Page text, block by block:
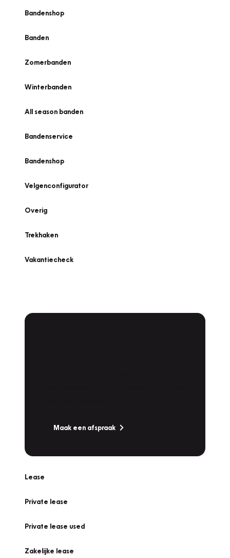
Bandenshop
Banden
Zomerbanden
Winterbanden
All season banden
Bandenservice
Bandenshop
Velgenconfigurator
Overig
Trekhaken
Vakantiecheck
Maak een afspraak
Lease
Private lease
Private lease used
Zakelijke lease